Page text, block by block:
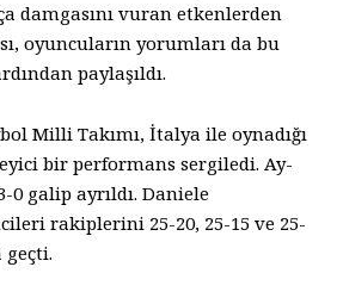
damgasını vuran etkenlerden
oyuncuların yorumları da bu
paylaşıldı.
Milli Takımı, İtalya ile oynadığı
bir performans sergiledi. Ay-
0 galip ayrıldı. Daniele
rakiplerini 25-20, 25-15 ve 25-
geçti.